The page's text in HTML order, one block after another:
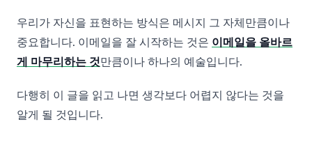
우리가 자신을 표현하는 방식은 메시지 그 자체만큼이나
중요합니다. 이메일을 잘 시작하는 것은 이메일을 올바르
게 마무리하는 것만큼이나 하나의 예술입니다.
다행히 이 글을 읽고 나면 생각보다 어렵지 않다는 것을
알게 될 것입니다.